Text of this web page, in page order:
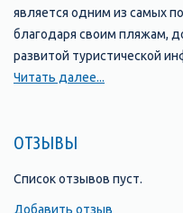
является одним из самых
благодаря своим пляжам,
развитой туристической
в 1837 году и с тех пор
предлагают своим гостям
достопримечательностей
которая протянулась на
Читать далее...
ОТЗЫВЫ
Список отзывов пуст.
Добавить отзыв